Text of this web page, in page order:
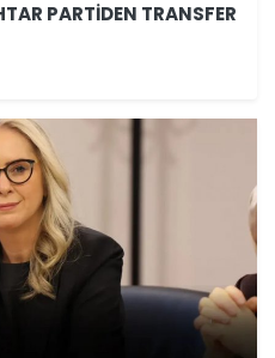
PARTİDEN TRANSFER